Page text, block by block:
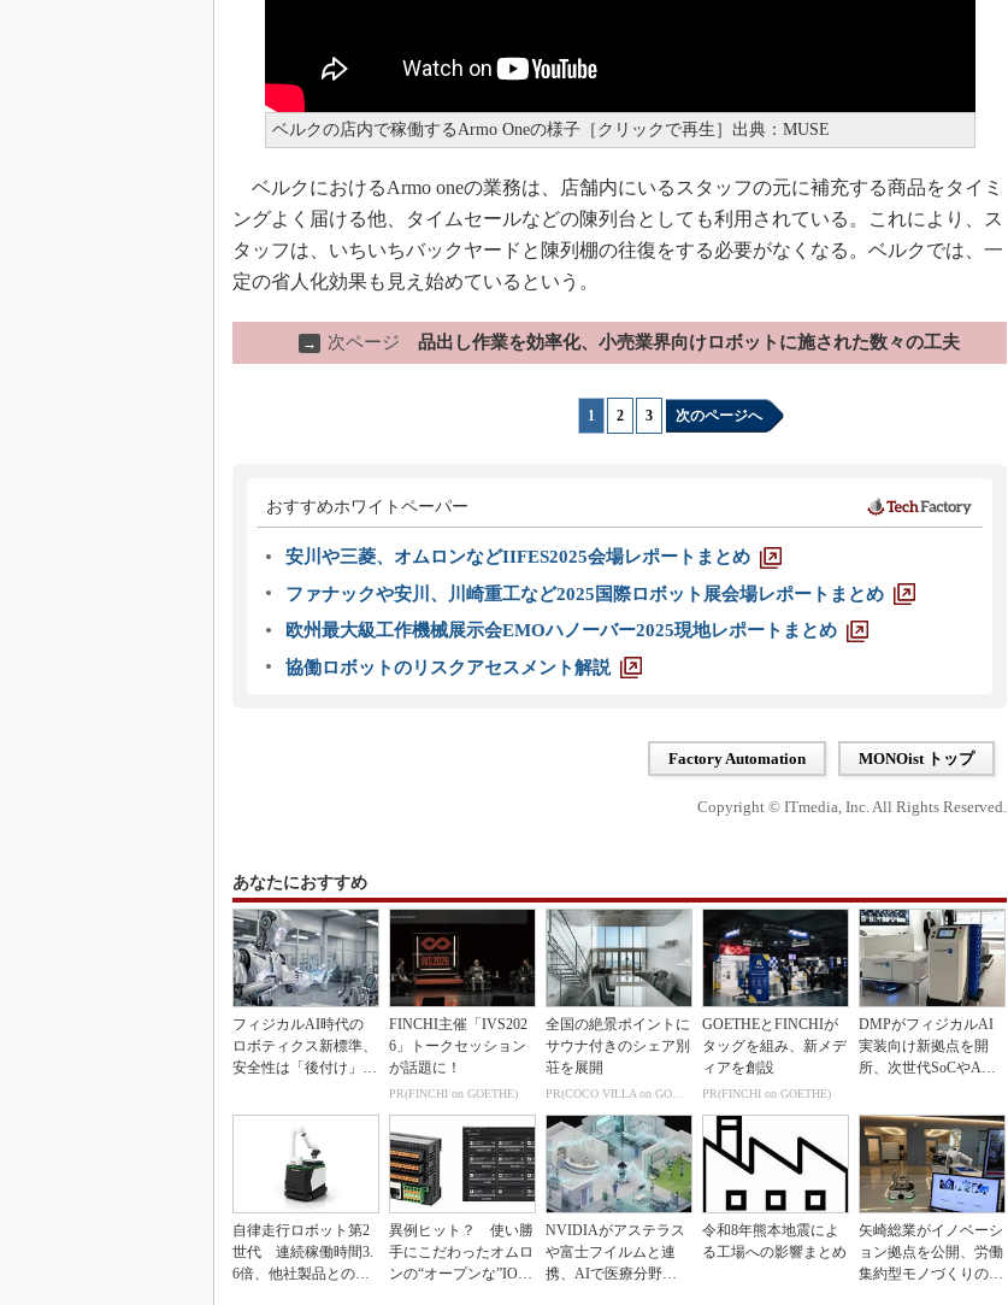
ベルクの店内で稼働するArmo Oneの様子［クリックで再生］出典：MUSE
ベルクにおけるArmo oneの業務は、店舗内にいるスタッフの元に補充する商品をタイミ
ングよく届ける他、タイムセールなどの陳列台としても利用されている。これにより、ス
タッフは、いちいちバックヤードと陳列棚の往復をする必要がなくなる。ベルクでは、一
定の省人化効果も見え始めているという。
→ 次ページ 品出し作業を効率化、小売業界向けロボットに施された数々の工夫
1 2 3 次のページへ
おすすめホワイトペーパー
安川や三菱、オムロンなどIIFES2025会場レポートまとめ
ファナックや安川、川崎重工など2025国際ロボット展会場レポートまとめ
欧州最大級工作機械展示会EMOハノーバー2025現地レポートまとめ
協働ロボットのリスクアセスメント解説
Factory Automation MONOist トップ
Copyright © ITmedia, Inc. All Rights Reserved.
あなたにおすすめ
フィジカルAI時代の
ロボティクス新標準、
安全性は「後付け」で
FINCHI主催「IVS202
6」トークセッション
が話題に！
PR(FINCHI on GOETHE)
全国の絶景ポイントに
サウナ付きのシェア別
荘を展開
PR(COCO VILLA on GOETHE)
GOETHEとFINCHIが
タッグを組み、新メデ
ィアを創設
PR(FINCHI on GOETHE)
DMPがフィジカルAI
実装向け新拠点を開
所、次世代SoCやAM
自律走行ロボット第2
世代 連続稼働時間3.
6倍、他社製品との連
異例ヒット？ 使い勝
手にこだわったオムロ
ンの“オープンな”IO-L
NVIDIAがアステラス
や富士フイルムと連
携、AIで医療分野支
令和8年熊本地震によ
る工場への影響まとめ
矢崎総業がイノベーシ
ョン拠点を公開、労働
集約型モノづくりのス